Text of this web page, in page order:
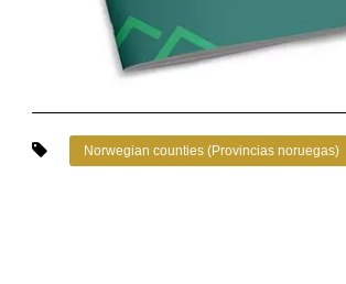
Norwegian counties (Provincias noruegas)